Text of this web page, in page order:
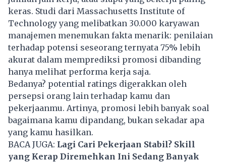
keras. Studi dari Massachusetts Institute of
Technology yang melibatkan 30.000 karyawan
manajemen menemukan fakta menarik: penilaian
terhadap potensi seseorang ternyata 75% lebih
akurat dalam memprediksi promosi dibanding
hanya melihat performa kerja saja.
Bedanya? potential ratings digerakkan oleh
persepsi orang lain terhadap kamu dan
pekerjaanmu. Artinya, promosi lebih banyak soal
bagaimana kamu dipandang, bukan sekadar apa
yang kamu hasilkan.
BACA JUGA: Lagi Cari Pekerjaan Stabil? Skill
yang Kerap Diremehkan Ini Sedang Banyak